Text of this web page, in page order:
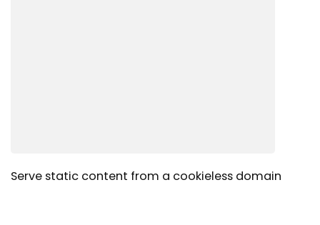
Serve static content from a cookieless domain